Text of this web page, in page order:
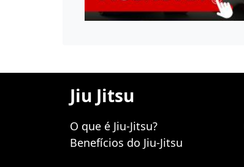
Jiu Jitsu
O que é Jiu-Jitsu?
Benefícios do Jiu-Jitsu